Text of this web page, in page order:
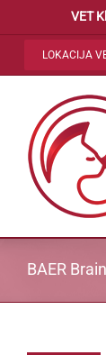
VET
LOKACIJA
BAER